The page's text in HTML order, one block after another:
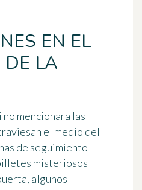
EN EL
DE LA
mencionara las
el medio del
de seguimiento
misteriosos
algunos